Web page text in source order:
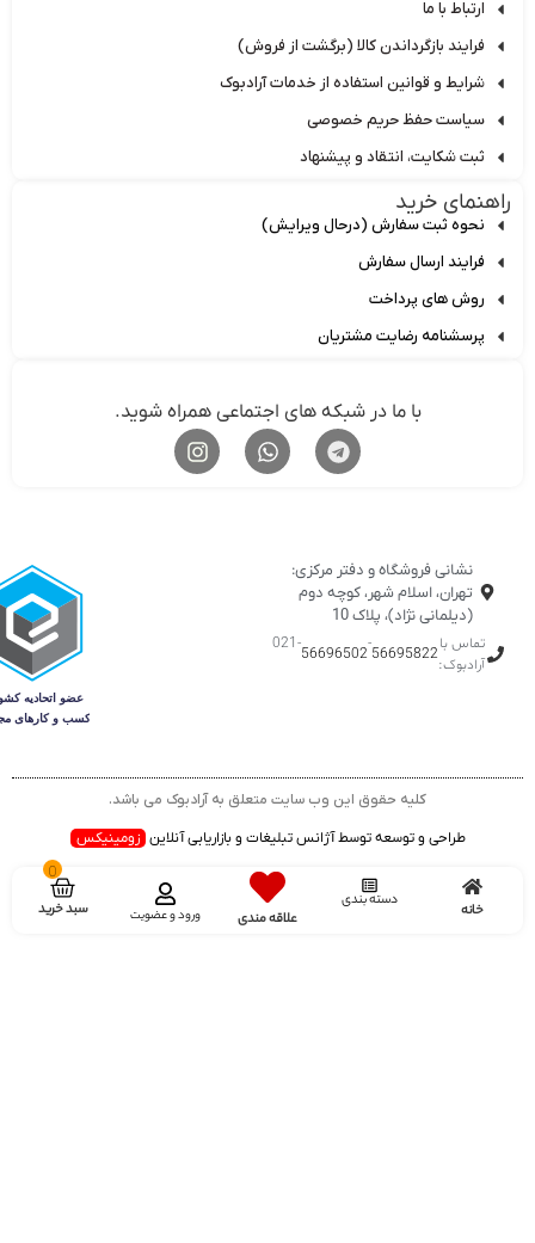
ارتباط با ما
فرایند بازگرداندن کالا (برگشت از فروش)
شرایط و قوانین استفاده از خدمات آرادبوک
سیاست حفظ حریم خصوصی
ثبت شکایت، انتقاد و پیشنهاد
خرید
نحوه ثبت سفارش (درحال ویرایش)
فرایند ارسال سفارش
روش های پرداخت
پرسشنامه رضایت مشتریان
با ما در شبکه های اجتماعی همراه شوید.
نشانی فروشگاه و دفتر مرکزی:
تهران، اسلام شهر، کوچه دوم
(دیلمانی نژاد)، پلاک 10
تماس با
56695822
-
56696502
-021
کلیه حقوق این وب سایت متعلق به آرادبوک می باشد.
طراحی و توسعه توسط آژانس تبلیغات و بازاریابی آنلاین زومینیکس
دسته بندی
علاقه مندی
ورود و عضویت سبد خرید